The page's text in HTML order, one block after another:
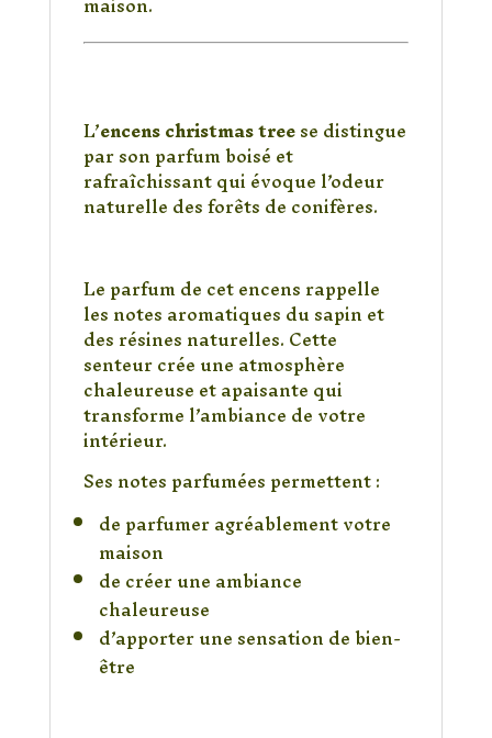
Pourquoi choisir
L’encens christmas treese distingue
par son parfum boisé et
rafraîchissant qui évoque l’odeur
naturelle des forêts de conifères.
Le parfum de cet encens rappelle
les notes aromatiques du sapin et
des résines naturelles. Cette
senteur crée une atmosphère
chaleureuse et apaisante qui
transforme l’ambiance de votre
intérieur.
Ses notes parfumées permettent :
de parfumer agréablement votre
maison
de créer une ambiance
chaleureuse
d’apporter une sensation de bien-
être